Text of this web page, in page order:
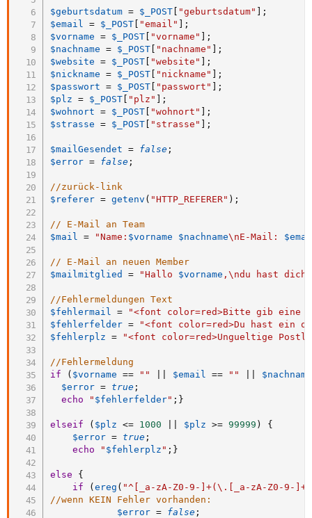
$geburtsdatum = $_POST [ "geburtsdatum" ] ;
$email
= $_POST [ "email" ] ;
$vorname
= $_POST [ "vorname" ] ;
$nachname
= $_POST [ "nachname" ] ;
$website
= $_POST [ "website" ] ;
$nickname
= $_POST [ "nickname" ] ;
$passwort
= $_POST [ "passwort" ] ;
$plz
= $_POST [ "plz" ] ;
$wohnort
= $_POST [ "wohnort" ] ;
$strasse
= $_POST [ "strasse" ] ;
$mailGesendet = false ;
$error = false ;
//zurück-link
$referer = getenv ( "HTTP_REFERER" ) ;
// E-Mail an Team
$mail
= "Name: $vorname $nachname\nE-Mail:
// E-Mail an neuen Member
$mailmitglied
= "Hallo $vorname ,\ndu hast dich
//Fehlermeldungen Text
$fehlermail
=
"<font color=red>Bitte gib eine
$fehlerfelder =
"<font color=red>Du hast ein
$fehlerplz
= "<font color=red>Ungueltige
//Fehlermeldung
if
( $vorname == "" $email == ""
$nachname
$error = true ;
echo
" $fehlerfelder" ; }
elseif ( $plz <= 1000 $plz >= 99999 )
{
$error = true ;
echo
" $fehlerplz " ; }
else
{
if
(ereg ( "^[_a-zA-Z0-9-]+(\.[_a-zA-Z0-9-
//wenn KEIN Fehler vorhanden:
$error = false ;